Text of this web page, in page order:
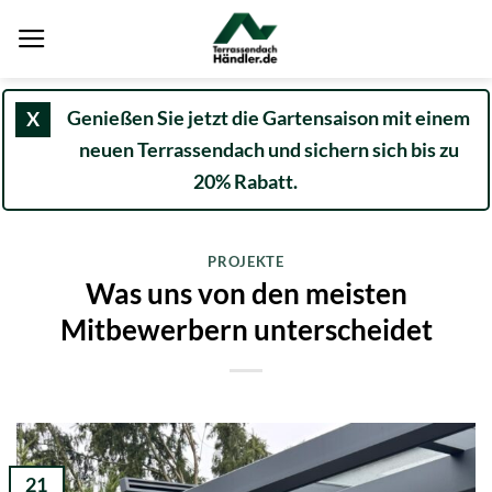
Inhalt
X
Genießen Sie jetzt die Gartensaison mit einem
neuen Terrassendach und sichern sich bis zu
20% Rabatt.
PROJEKTE
Was uns von den meisten
Mitbewerbern unterscheidet
21